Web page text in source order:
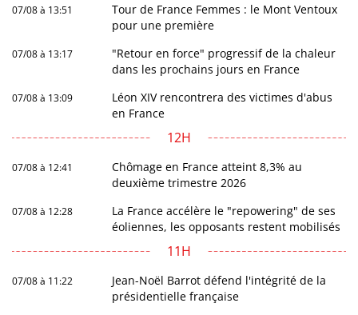
07/08 à 13:51
Tour de France Femmes : le Mont Ventoux
pour une première
07/08 à 13:17
"Retour en force" progressif de la chaleur
dans les prochains jours en France
07/08 à 13:09
Léon XIV rencontrera des victimes d'abus
en France
12H
07/08 à 12:41
Chômage en France atteint 8,3% au
deuxième trimestre 2026
07/08 à 12:28
La France accélère le "repowering" de ses
éoliennes, les opposants restent mobilisés
11H
07/08 à 11:22
Jean-Noël Barrot défend l'intégrité de la
présidentielle française